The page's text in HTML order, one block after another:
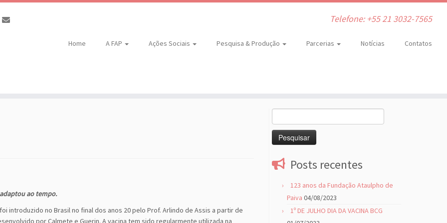
Telefone: +55 21 3032-7565
Home A FAP Ações Sociais Pesquisa & Produção Parcerias Notícias Contatos
ao tempo.
introduzido no Brasil no final dos anos 20 pelo Prof. Arlindo de Assis a partir de
por Calmete e Guerin. A vacina tem sido regularmente utilizada na
por:
Posts recentes
123 anos da Fundação Ataulpho de
Paiva 04/08/2023
1º DE JULHO DIA DA VACINA BCG